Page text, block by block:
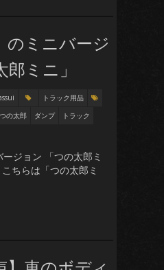
のミニバージ
ミニ」
トラック用品
つの太郎 ダンプ
トラック
ージョン 「つの太郎ミ
ちらは「つの太郎ミ